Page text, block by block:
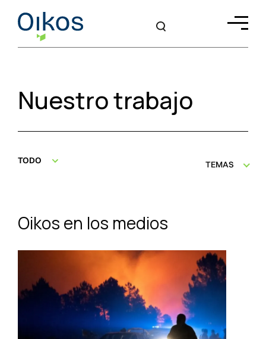
Nuestro trabajo
TODO TEMAS
Oikos en los medios